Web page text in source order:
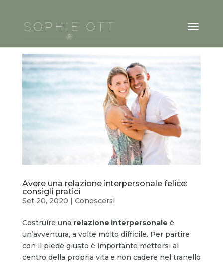
Avere una relazione interpersonale felice:
consigli pratici
Set 20, 2020 | Conoscersi
Costruire una relazione interpersonale è
un’avventura, a volte molto difficile. Per partire
con il piede giusto è importante mettersi al
centro della propria vita e non cadere nel tranello